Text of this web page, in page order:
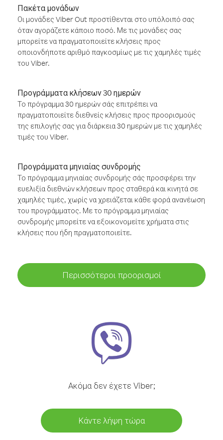
Πακέτα μονάδων
Οι μονάδες Viber Out προστίθενται στο υπόλοιπό σας
όταν αγοράζετε κάποιο ποσό. Με τις μονάδες σας
μπορείτε να πραγματοποιείτε κλήσεις προς
οποιονδήποτε αριθμό παγκοσμίως με τις χαμηλές τιμές
του Viber.
Προγράμματα κλήσεων 30 ημερών
Το πρόγραμμα 30 ημερών σάς επιτρέπει να
πραγματοποιείτε διεθνείς κλήσεις προς προορισμούς
της επιλογής σας για διάρκεια 30 ημερών με τις χαμηλές
τιμές του Viber.
Προγράμματα μηνιαίας συνδρομής
Το πρόγραμμα μηνιαίας συνδρομής σάς προσφέρει την
ευελιξία διεθνών κλήσεων προς σταθερά και κινητά σε
χαμηλές τιμές, χωρίς να χρειάζεται κάθε φορά ανανέωση
του προγράμματος. Με το πρόγραμμα μηνιαίας
συνδρομής μπορείτε να εξοικονομείτε χρήματα στις
κλήσεις που ήδη πραγματοποιείτε.
Περισσότεροι προορισμοί
Ακόμα δεν έχετε Viber;
Κάντε λήψη τώρα